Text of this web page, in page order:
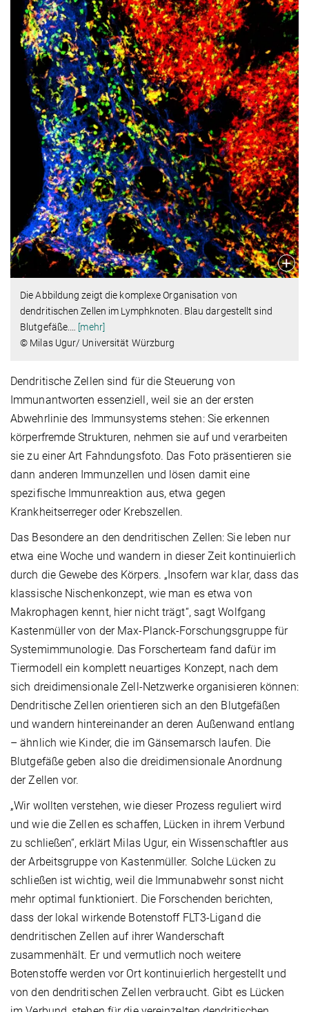
Die Abbildung zeigt die komplexe Organisation von
dendritischen Zellen im Lymphknoten. Blau dargestellt sind
Blutgefäße.… [mehr]
© Milas Ugur/ Universität Würzburg
Dendritische Zellen sind für die Steuerung von
Immunantworten essenziell, weil sie an der ersten
Abwehrlinie des Immunsystems stehen: Sie erkennen
körperfremde Strukturen, nehmen sie auf und verarbeiten
sie zu einer Art Fahndungsfoto. Das Foto präsentieren sie
dann anderen Immunzellen und lösen damit eine
spezifische Immunreaktion aus, etwa gegen
Krankheitserreger oder Krebszellen.
Das Besondere an den dendritischen Zellen: Sie leben nur
etwa eine Woche und wandern in dieser Zeit kontinuierlich
durch die Gewebe des Körpers. „Insofern war klar, dass das
klassische Nischenkonzept, wie man es etwa von
Makrophagen kennt, hier nicht trägt“, sagt Wolfgang
Kastenmüller von der Max-Planck-Forschungsgruppe für
Systemimmunologie. Das Forscherteam fand dafür im
Tiermodell ein komplett neuartiges Konzept, nach dem
sich dreidimensionale Zell-Netzwerke organisieren können:
Dendritische Zellen orientieren sich an den Blutgefäßen
und wandern hintereinander an deren Außenwand entlang
– ähnlich wie Kinder, die im Gänsemarsch laufen. Die
Blutgefäße geben also die dreidimensionale Anordnung
der Zellen vor.
„Wir wollten verstehen, wie dieser Prozess reguliert wird
und wie die Zellen es schaffen, Lücken in ihrem Verbund
zu schließen“, erklärt Milas Ugur, ein Wissenschaftler aus
der Arbeitsgruppe von Kastenmüller. Solche Lücken zu
schließen ist wichtig, weil die Immunabwehr sonst nicht
mehr optimal funktioniert. Die Forschenden berichten,
dass der lokal wirkende Botenstoff FLT3-Ligand die
dendritischen Zellen auf ihrer Wanderschaft
zusammenhält. Er und vermutlich noch weitere
Botenstoffe werden vor Ort kontinuierlich hergestellt und
von den dendritischen Zellen verbraucht. Gibt es Lücken